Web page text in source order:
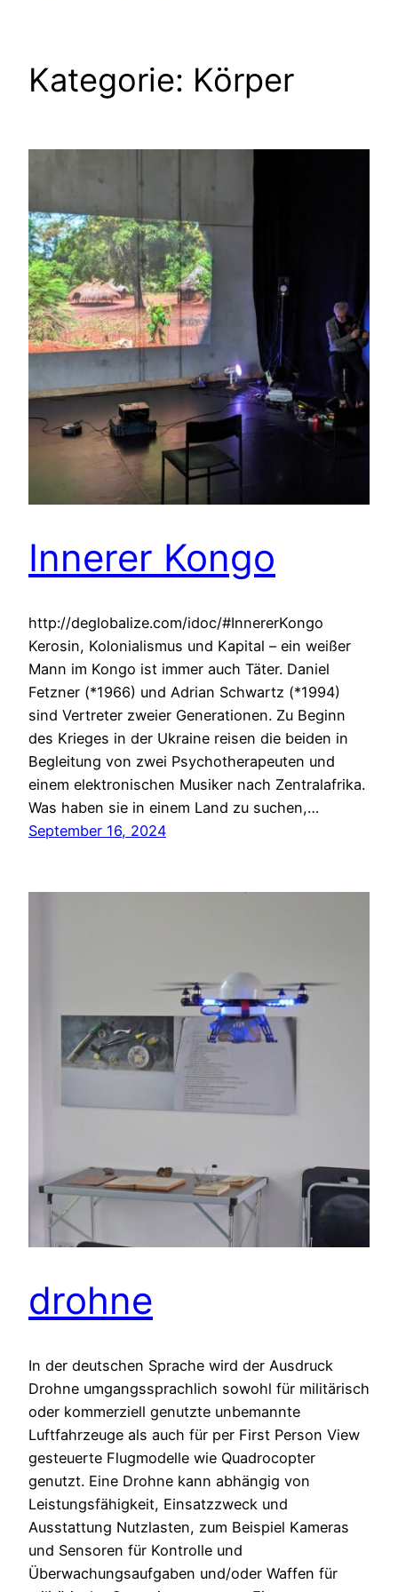
Kategorie: Körper
Innerer Kongo
http://deglobalize.com/idoc/#InnererKongo
Kerosin, Kolonialismus und Kapital – ein weißer
Mann im Kongo ist immer auch Täter. Daniel
Fetzner (*1966) und Adrian Schwartz (*1994)
sind Vertreter zweier Generationen. Zu Beginn
des Krieges in der Ukraine reisen die beiden in
Begleitung von zwei Psychotherapeuten und
einem elektronischen Musiker nach Zentralafrika.
Was haben sie in einem Land zu suchen,…
September 16, 2024
drohne
In der deutschen Sprache wird der Ausdruck
Drohne umgangssprachlich sowohl für militärisch
oder kommerziell genutzte unbemannte
Luftfahrzeuge als auch für per First Person View
gesteuerte Flugmodelle wie Quadrocopter
genutzt. Eine Drohne kann abhängig von
Leistungsfähigkeit, Einsatzzweck und
Ausstattung Nutzlasten, zum Beispiel Kameras
und Sensoren für Kontrolle und
Überwachungsaufgaben und/oder Waffen für